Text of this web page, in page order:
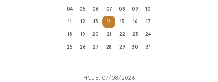
04
05 06 07 08 09
10
11
12 13 14 15 16
17
18
19 20 21 22 23
24
25
26 27 28 29 30 31
HOJE, 07/08/2026